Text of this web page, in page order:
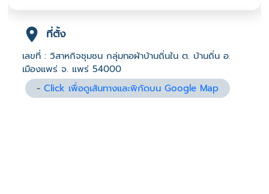
ที่ตั้ง
เลขที่ : วิสาหกิจชุมชน กลุ่มทอผ้าบ้านถิ่นใน ต. บ้านถิ่น อ.
เมืองแพร่ จ. แพร่ 54000
-Click เพื่อดูเส้นทางและพิกัดบน Google Map